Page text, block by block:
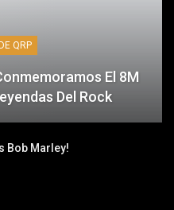
QRP
El 8M
Del Rock
Bob Marley!